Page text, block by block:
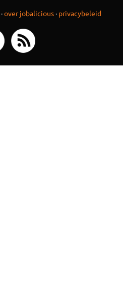
·over jobalicious · privacybeleid